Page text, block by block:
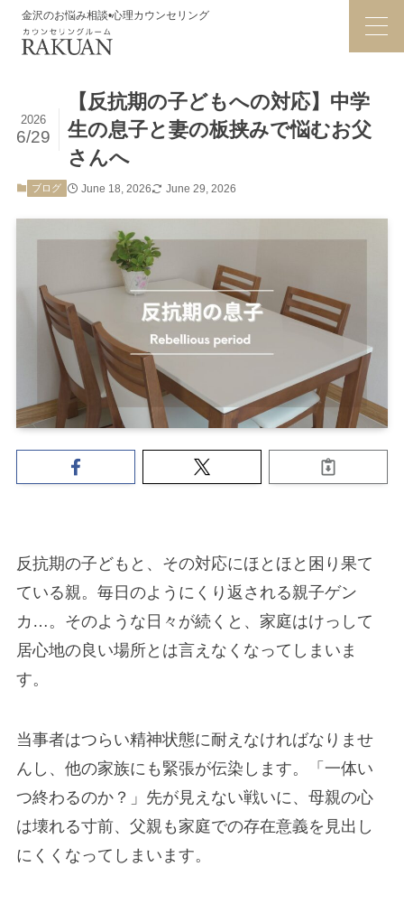
金沢のお悩み相談•心理カウンセリング
【反抗期の子どもへの対応】中学
生の息子と妻の板挟みで悩むお父
さんへ
2026
6/29
ブログ June 18, 2026 June 29, 2026
反抗期の子どもと、その対応にほとほと困り果て
ている親。毎日のようにくり返される親子ゲン
カ…。そのような日々が続くと、家庭はけっして
居心地の良い場所とは言えなくなってしまいま
す。
当事者はつらい精神状態に耐えなければなりませ
んし、他の家族にも緊張が伝染します。「一体い
つ終わるのか？」先が見えない戦いに、母親の心
は壊れる寸前、父親も家庭での存在意義を見出し
にくくなってしまいます。